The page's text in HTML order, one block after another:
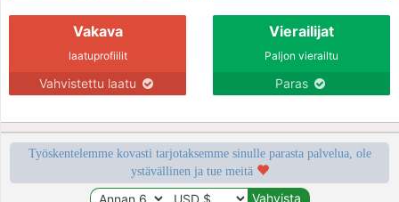
Vakava
laatuprofiilit
Vahvistettu laatu
Vierailijat
Paljon vierailtu
Paras
Työskentelemme kovasti tarjotaksemme sinulle parasta palvelua, ole
ystävällinen ja tue meitä